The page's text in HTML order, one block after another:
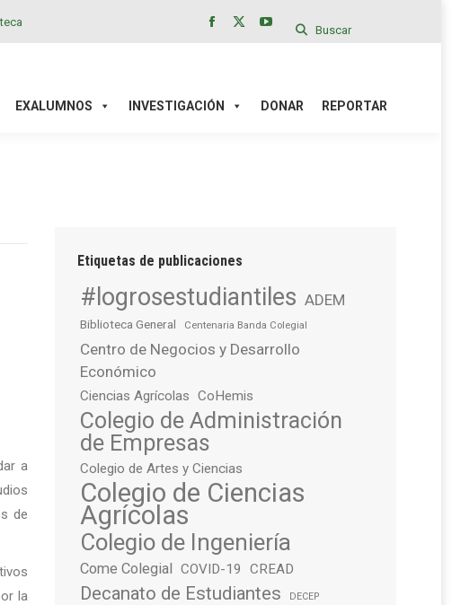
in
in
YouTube
in
Buscar
EXALUMNOS INVESTIGACIÓN DONAR REPORTAR
a
de
la
Etiquetas de publicaciones
#logrosestudiantiles ADEM
Biblioteca General Centenaria Banda Colegial
Centro de Negocios y Desarrollo
Económico
Ciencias Agrícolas CoHemis
Colegio de Administración
de Empresas
Colegio de Artes y Ciencias
Colegio de Ciencias
Agrícolas
Colegio de Ingeniería
Come Colegial COVID-19 CREAD
Decanato de Estudiantes DECEP